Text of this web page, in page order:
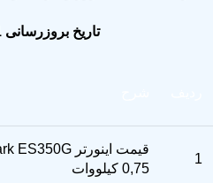
تاریخ بروزرسانی 25/01/1401
1
0,75 کیلووات